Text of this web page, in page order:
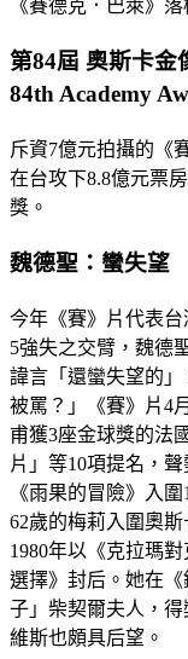
《賽德克．巴萊》
第84屆 奧斯卡金
84th Academy
斥資7億元拍攝的《
在台攻下8.8億元票
獎。
魏德聖：蠻失望
今年《賽》片代表
5強失之交臂，魏德
諱言「還蠻失望的
被罵？」《賽》片4
甫獲3座金球獎的法
片」等10項提名，
《雨果的冒險》入
62歲的梅莉入圍奧
1980年以《克拉瑪
選擇》封后。她在
子」柴契爾夫人，
維斯也頗具后望。